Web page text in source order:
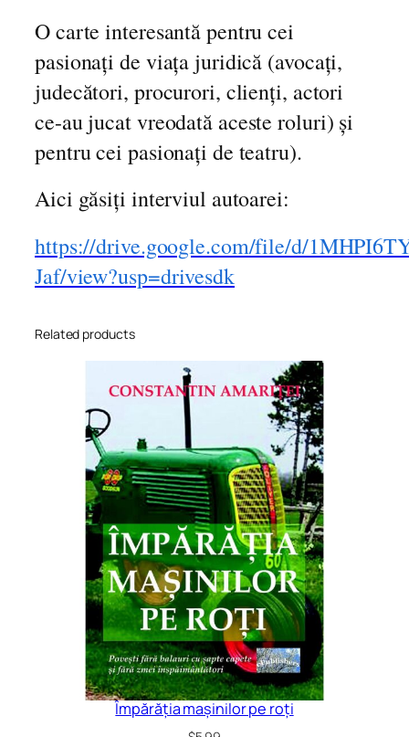
O carte interesantă pentru cei
pasionați de viața juridică (avocați,
judecători, procurori, clienți, actori
ce-au jucat vreodată aceste roluri) și
pentru cei pasionați de teatru).
Aici găsiți interviul autoarei:
https://drive.google.com/file/d/
Jaf/view?usp=drivesdk
Related products
Împărăția mașinilor pe roți